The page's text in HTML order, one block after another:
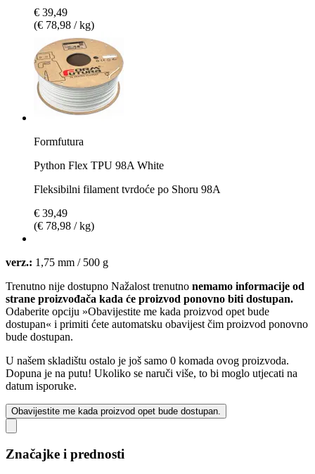
€ 39,49
(€ 78,98 / kg)
Formfutura
Python Flex TPU 98A White
Fleksibilni filament tvrdoće po Shoru 98A
€ 39,49
(€ 78,98 / kg)
verz.: 1,75 mm / 500 g
Trenutno nije dostupno Nažalost trenutno nemamo informacije od
strane proizvođača kada će proizvod ponovno biti dostupan.
Odaberite opciju »Obavijestite me kada proizvod opet bude
dostupan« i primiti ćete automatsku obavijest čim proizvod ponovno
bude dostupan.
U našem skladištu ostalo je još samo 0 komada ovog proizvoda.
Dopuna je na putu! Ukoliko se naruči više, to bi moglo utjecati na
datum isporuke.
Obavijestite me kada proizvod opet bude dostupan.
Značajke i prednosti